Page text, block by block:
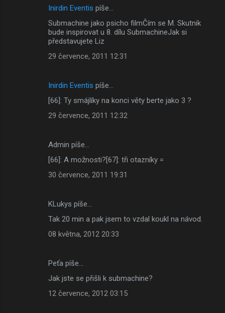
Inirdin Eventis píše…
Submachine jako psicho filmČím se M. Skutnik
bude inspirovat u 8. dílu SubmachineJak si
představujete Liz
29 července, 2011 12:31
Inirdin Eventis píše…
[66]: Ty smájlíky na konci věty berte jako 3 ?
29 července, 2011 12:32
Admin píše…
[66]: A možnosti?[67]: tři otazníky =
30 července, 2011 19:31
KLukys píše…
Tak 20 min a pak jsem to vzdal koukl na návod.
08 května, 2012 20:33
Peťa píše…
Jak jste se přišli k submachine?
12 července, 2012 03:15